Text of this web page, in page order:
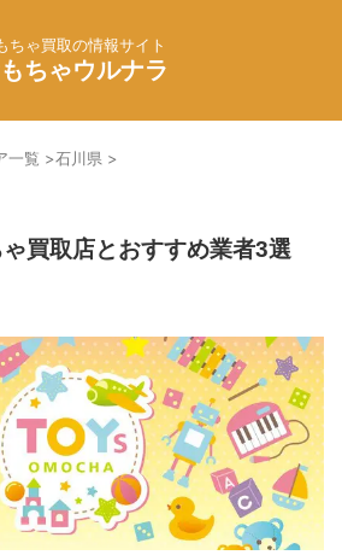
ちゃ買取の情報サイト
ちゃウルナラ
一覧 >石川県 >
ゃ買取店とおすすめ業者3選